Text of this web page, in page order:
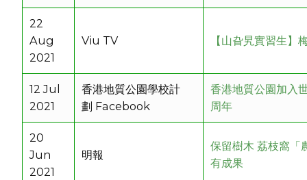
22
Aug
2021
Viu TV 【山旮旯實習生】
12 Jul
2021
香港地質公園學校計
劃 Facebook
香港地質公園加入
周年
20
Jun
2021
明報
保留樹木 荔枝窩「
有成果